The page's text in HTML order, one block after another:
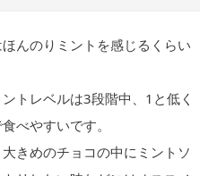
んのりミントを感じるくらい
トレベルは3段階中、1と低く
べやすいです。
きめのチョコの中にミントソ